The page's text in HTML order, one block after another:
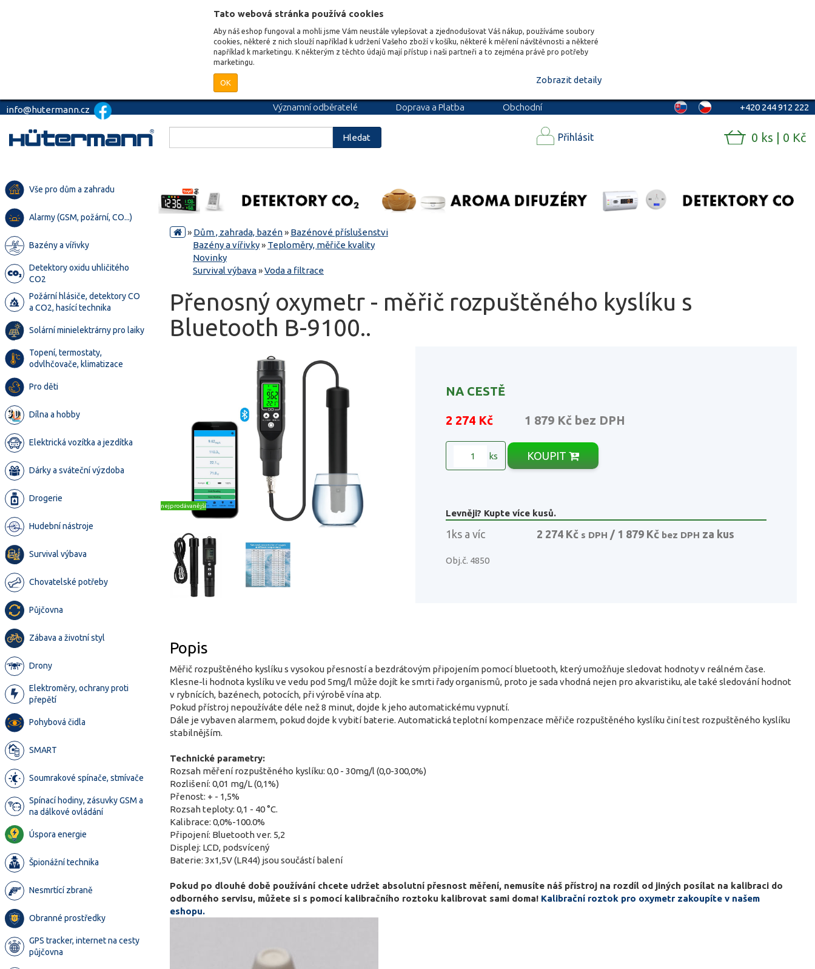
Tato webová stránka používá cookies
Aby náš eshop fungoval a mohli jsme Vám neustále vylepšovat a zjednodušovat Váš nákup, používáme soubory
cookies, některé z nich slouží například k udržení Vašeho zboží v košíku, některé k měření návštěvnosti a některé
například k marketingu. K některým z těchto údajů mají přístup i naši partneři a to zejména právě pro potřeby
marketingu.
OK Zobrazit detaily
info@hutermann.cz Významní odběratelé Doprava a Platba
Obchodní
+420 244 912 222
Hledat Přihlásit 0 ks | 0 Kč
Vše pro dům a zahradu
Alarmy (GSM, požární, CO...)
Bazény a vířivky
Detektory oxidu uhličitého
CO2
Požární hlásiče, detektory CO
a CO2, hasící technika
Solární minielektrárny pro laiky
Topení, termostaty,
odvlhčovače, klimatizace
Pro děti
Dílna a hobby
Elektrická vozítka a jezdítka
Dárky a sváteční výzdoba
Drogerie
Hudební nástroje
Survival výbava
Chovatelské potřeby
Půjčovna
Zábava a životní styl
Drony
Elektroměry, ochrany proti
přepětí
Pohybová čidla
SMART
Soumrakové spínače, stmívače
Spínací hodiny, zásuvky GSM a
na dálkové ovládání
Úspora energie
Špionážní technika
Nesmrtící zbraně
Obranné prostředky
GPS tracker, internet na cesty
půjčovna
» Dům , zahrada, bazén» Bazénové příslušenstvi
Bazény a vířivky» Teploměry, měřiče kvality
Novinky
Survival výbava»Voda a filtrace
Přenosný oxymetr - měřič rozpuštěného kyslíku s
Bluetooth B-9100..
nejprodávanější
NA CESTĚ
2 274 Kč 1 879 Kč bez DPH
ks KOUPIT
Levněji? Kupte více kusů.
1ks a víc 2 274 Kčs DPH / 1 879 Kč bez DPH za kus
Obj.č. 4850
Popis
Měřič rozpuštěného kyslíku s vysokou přesností a bezdrátovým připojením pomocí bluetooth, který umožňuje sledovat hodnoty v reálném čase.
Klesne-li hodnota kyslíku ve vedu pod 5mg/l může dojít ke smrti řady organismů, proto je sada vhodná nejen pro akvaristiku, ale také sledování hodnot
v rybnících, bazénech, potocích, při výrobě vína atp.
Pokud přístroj nepoužíváte déle než 8 minut, dojde k jeho automatickému vypnutí.
Dále je vybaven alarmem, pokud dojde k vybití baterie. Automatická teplotní kompenzace měřiče rozpuštěného kyslíku činí test rozpuštěného kyslíku
stabilnějším.
Technické parametry:
Rozsah měření rozpuštěného kyslíku: 0,0 - 30mg/l (0,0-300,0%)
Rozlišení: 0,01 mg/L (0,1%)
Přenost: + - 1,5%
Rozsah teploty: 0,1 - 40 °C.
Kalibrace: 0,0%-100.0%
Připojení: Bluetooth ver. 5,2
Displej: LCD, podsvícený
Baterie: 3x1,5V (LR44) jsou součástí balení
Pokud po dlouhé době používání chcete udržet absolutní přesnost měření, nemusíte náš přístroj na rozdíl od jiných posílat na kalibraci do
odborného servisu, můžete si s pomocí kalibračního roztoku kalibrovat sami doma! Kalibrační roztok pro oxymetr zakoupíte v našem
eshopu.